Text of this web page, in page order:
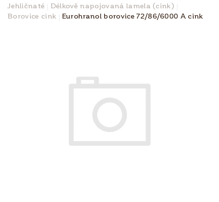
Jehličnaté
Délkově napojovaná lamela (cink)
Borovice cink
Eurohranol borovice 72/86/6000 A cink